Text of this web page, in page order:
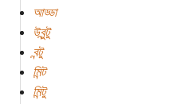
আড্ডা
উবুন্টু
বন্টু
মিন্ট
মিন্টু